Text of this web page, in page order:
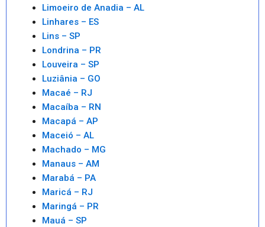
Limoeiro de Anadia – AL
Linhares – ES
Lins – SP
Londrina – PR
Louveira – SP
Luziânia – GO
Macaé – RJ
Macaíba – RN
Macapá – AP
Maceió – AL
Machado – MG
Manaus – AM
Marabá – PA
Maricá – RJ
Maringá – PR
Mauá – SP